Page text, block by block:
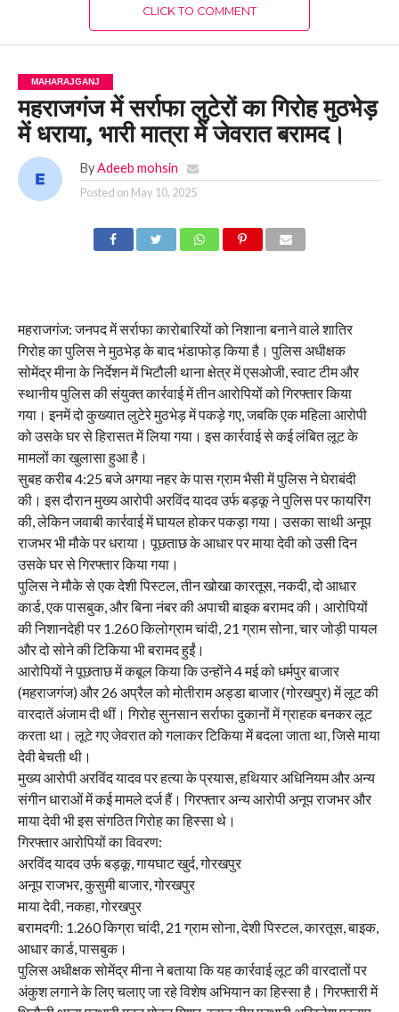
CLICK TO COMMENT
MAHARAJGANJ
महराजगंज में सर्राफा लुटेरों का गिरोह मुठभेड़
में धराया, भारी मात्रा में जेवरात बरामद।
By Adeeb mohsin
Posted on May 10, 2025
महराजगंज: जनपद में सर्राफा कारोबारियों को निशाना बनाने वाले शातिर
गिरोह का पुलिस ने मुठभेड़ के बाद भंडाफोड़ किया है। पुलिस अधीक्षक
सोमेंद्र मीना के निर्देशन में भिटौली थाना क्षेत्र में एसओजी, स्वाट टीम और
स्थानीय पुलिस की संयुक्त कार्रवाई में तीन आरोपियों को गिरफ्तार किया
गया। इनमें दो कुख्यात लुटेरे मुठभेड़ में पकड़े गए, जबकि एक महिला आरोपी
को उसके घर से हिरासत में लिया गया। इस कार्रवाई से कई लंबित लूट के
मामलों का खुलासा हुआ है।
सुबह करीब 4:25 बजे अगया नहर के पास ग्राम भैसी में पुलिस ने घेराबंदी
की। इस दौरान मुख्य आरोपी अरविंद यादव उर्फ बड़कू ने पुलिस पर फायरिंग
की, लेकिन जवाबी कार्रवाई में घायल होकर पकड़ा गया। उसका साथी अनूप
राजभर भी मौके पर धराया। पूछताछ के आधार पर माया देवी को उसी दिन
उसके घर से गिरफ्तार किया गया।
पुलिस ने मौके से एक देशी पिस्टल, तीन खोखा कारतूस, नकदी, दो आधार
कार्ड, एक पासबुक, और बिना नंबर की अपाची बाइक बरामद की। आरोपियों
की निशानदेही पर 1.260 किलोग्राम चांदी, 21 ग्राम सोना, चार जोड़ी पायल
और दो सोने की टिकिया भी बरामद हुईं।
आरोपियों ने पूछताछ में कबूल किया कि उन्होंने 4 मई को धर्मपुर बाजार
(महराजगंज) और 26 अप्रैल को मोतीराम अड्डा बाजार (गोरखपुर) में लूट की
वारदातें अंजाम दी थीं। गिरोह सुनसान सर्राफा दुकानों में ग्राहक बनकर लूट
करता था। लूटे गए जेवरात को गलाकर टिकिया में बदला जाता था, जिसे माया
देवी बेचती थी।
मुख्य आरोपी अरविंद यादव पर हत्या के प्रयास, हथियार अधिनियम और अन्य
संगीन धाराओं में कई मामले दर्ज हैं। गिरफ्तार अन्य आरोपी अनूप राजभर और
माया देवी भी इस संगठित गिरोह का हिस्सा थे।
गिरफ्तार आरोपियों का विवरण:
अरविंद यादव उर्फ बड़कू, गायघाट खुर्द, गोरखपुर
अनूप राजभर, कुसुमी बाजार, गोरखपुर
माया देवी, नकहा, गोरखपुर
बरामदगी: 1.260 किग्रा चांदी, 21 ग्राम सोना, देशी पिस्टल, कारतूस, बाइक,
आधार कार्ड, पासबुक।
पुलिस अधीक्षक सोमेंद्र मीना ने बताया कि यह कार्रवाई लूट की वारदातों पर
अंकुश लगाने के लिए चलाए जा रहे विशेष अभियान का हिस्सा है। गिरफ्तारी में